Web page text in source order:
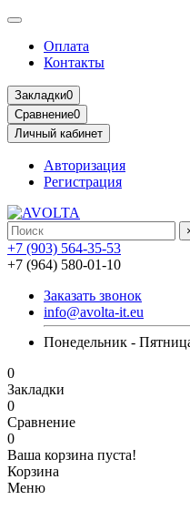
Оплата
Контакты
Закладки0
Сравнение0
Личный кабинет
Авторизация
Регистрация
+7 (903) 564-35-53
+7 (964) 580-01-10
Заказать звонок
info@avolta-it.eu
Понедельник -
0
Закладки
0
Сравнение
0
Ваша корзина пуста!
Корзина
Меню